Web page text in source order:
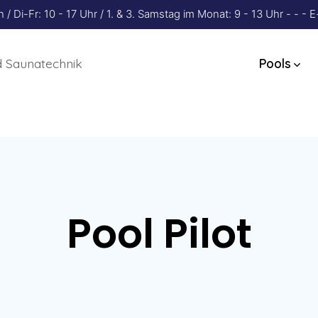
Di-Fr: 10 - 17 Uhr / 1. & 3. Samstag im Monat: 9 - 13 Uhr - - -
Saunatechnik Pools
Pool Pilot